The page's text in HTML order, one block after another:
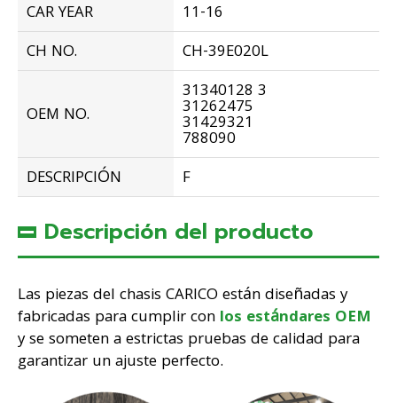
CAR YEAR
11-16
CH NO.
CH-39E020L
OEM NO.
31340128 3
31262475
31429321
788090
DESCRIPCIÓN
F
Descripción del producto
Las piezas del chasis CARICO están diseñadas y
fabricadas para cumplir con los estándares OEM
y se someten a estrictas pruebas de calidad para
garantizar un ajuste perfecto.